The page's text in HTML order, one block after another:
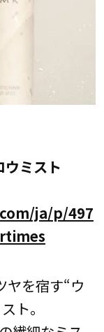
ミスト
ja/p/497
ヤを宿す“ウ
ト。